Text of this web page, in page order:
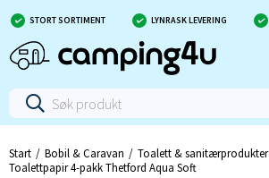
STORT SORTIMENT LYNRASK LEVERING
Start Bobil & Caravan Toalett & sanitærprodukter
Toalettpapir 4-pakk Thetford Aqua Soft